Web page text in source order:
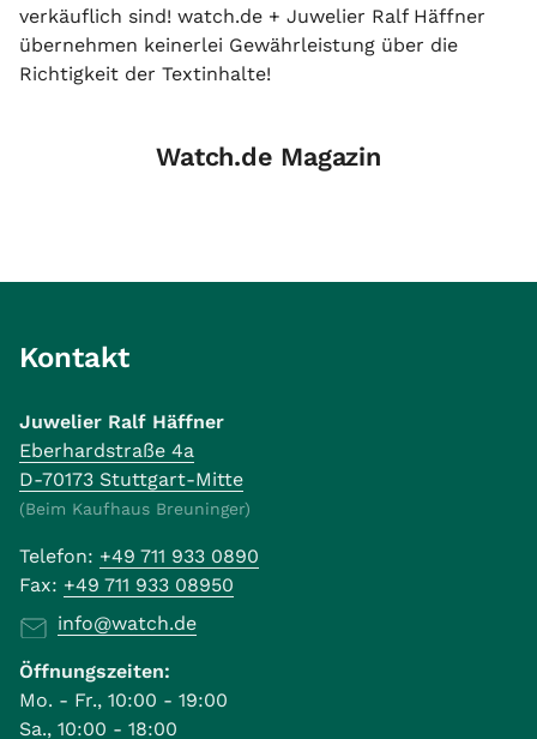
verkäuflich sind! watch.de + Juwelier Ralf Häffner
übernehmen keinerlei Gewährleistung über die
Richtigkeit der Textinhalte!
Watch.de Magazin
Kontakt
Juwelier Ralf Häffner
Eberhardstraße 4a
D-70173 Stuttgart-Mitte
(Beim Kaufhaus Breuninger)
Telefon: +49 711 933 0890
Fax: +49 711 933 08950
info@watch.de
Öffnungszeiten:
Mo. - Fr., 10:00 - 19:00
Sa., 10:00 - 18:00